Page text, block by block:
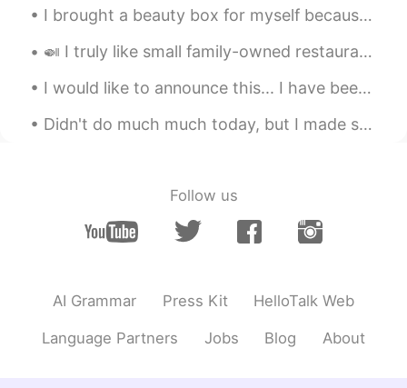
ちなみに、今日は朝ごはんをたくさん
食べました。
ペコ です。
トレーニングと勉強の後にお腹がペコ
ペコになりました。
9,私
が英語を勉強したのは去年からで
す。
16,すぐに終わらせ てください。
29,私は10年間に
日本にいます。
I brought a beauty box for myself because it’s raining and there’s nothing fun to do. 😅🥰🙌🏻✨💜 Inc...
🍛 I truly like small family-owned restaurants. I may be wrong but I feel that these places feel v...
I would like to announce this... I have been using LINE currently, so if anyone use it too, mind...
Didn't do much much today, but I made some major strides towards reconnecting with my home. Fligh...
Follow us
AI Grammar Press Kit HelloTalk Web
Language Partners Jobs Blog About